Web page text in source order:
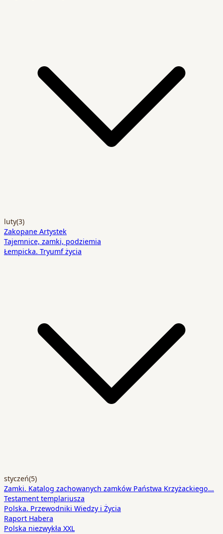
luty(3)
Zakopane Artystek
Tajemnice, zamki, podziemia
Łempicka. Tryumf życia
styczeń(5)
Zamki. Katalog zachowanych zamków Państwa Krzyżackiego…
Testament templariusza
Polska. Przewodniki Wiedzy i Życia
Raport Habera
Polska niezwykła XXL